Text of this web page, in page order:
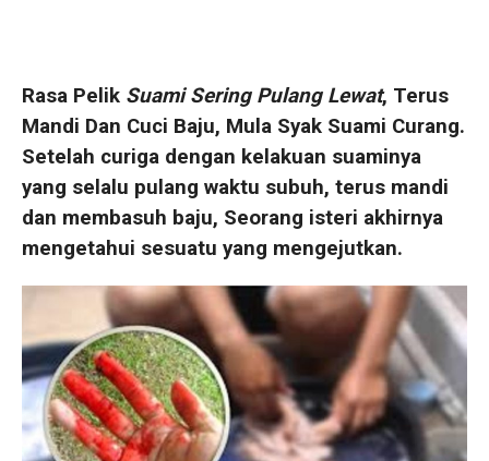
Rasa Pelik Suami Sering Pulang Lewat, Terus
Mandi Dan Cuci Baju, Mula Syak Suami Curang.
Setelah curiga dengan kelakuan suaminya
yang selalu pulang waktu subuh, terus mandi
dan membasuh baju, Seorang isteri akhirnya
mengetahui sesuatu yang mengejutkan.